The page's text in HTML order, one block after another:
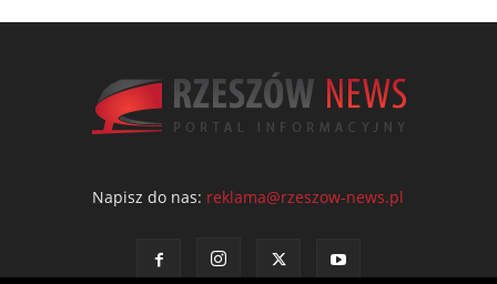
Napisz do nas: reklama@rzeszow-news.pl